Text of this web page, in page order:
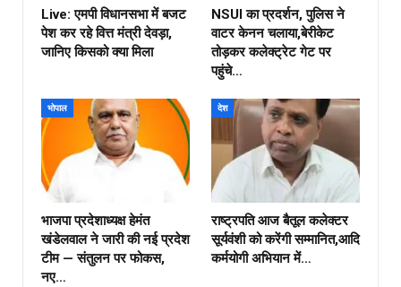
Live: एमपी विधानसभा में बजट
पेश कर रहे वित्त मंत्री देवड़ा,
जानिए किसको क्या मिला
NSUI का प्रदर्शन, पुलिस ने
वाटर केनन चलाया,बेरीकेट
तोड़कर कलेक्ट्रेट गेट पर
पहुंचे…
भोपाल
भाजपा प्रदेशाध्यक्ष हेमंत
खंडेलवाल ने जारी की नई प्रदेश
टीम — संतुलन पर फोकस,
नए…
देश
राष्ट्रपति आज बैतूल कलेक्टर
सूर्यवंशी को करेंगी सम्मानित,आदि
कर्मयोगी अभियान में…